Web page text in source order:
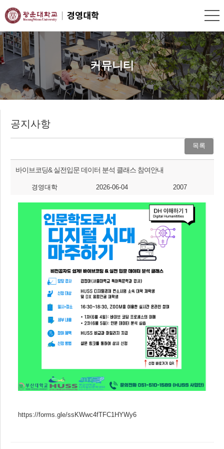
커뮤니티
공지사항
목록
바이브코딩& 실전입문 데이터 분석 클래스 참여안내
경영대학 2026-06-04 2007
https://forms.gle/ssKWwc4fTFC1HYWy6